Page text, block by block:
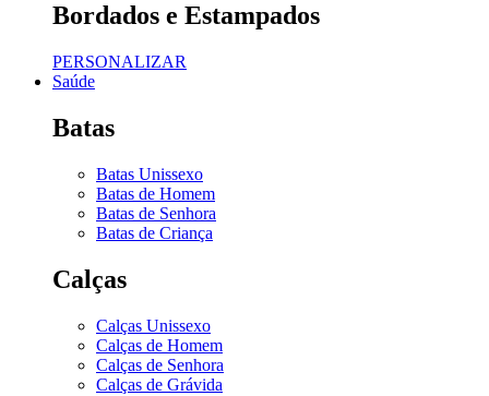
Bordados e Estampados
PERSONALIZAR
Saúde
Batas
Batas Unissexo
Batas de Homem
Batas de Senhora
Batas de Criança
Calças
Calças Unissexo
Calças de Homem
Calças de Senhora
Calças de Grávida